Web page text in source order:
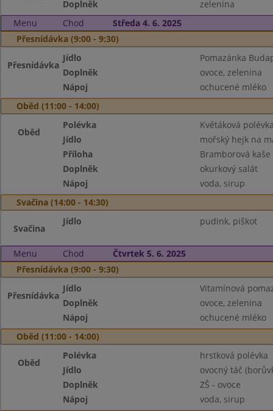
Doplněk
zelenina
Menu
Chod
Středa 4. 6. 2025
Přesnídávka (9:00 - 9:30)
Přesnídávka
Jídlo
Pomazánka
Doplněk
ovoce, zelenina
Nápoj
ochucené mléko
Oběd (11:00 - 14:00)
Oběd
Polévka
Květáková
Jídlo
mořský hejk na
Příloha
Bramborová kaše
Doplněk
okurkový salát
Nápoj
voda, sirup
Svačina (14:00 - 14:30)
Svačina
Jídlo pudink, piškot
Menu Chod
Čtvrtek 5. 6. 2025
Přesnídávka (9:00 - 9:30)
Přesnídávka
Jídlo
Vitamínová
Doplněk
ovoce, zelenina
Nápoj
ochucené mléko
Oběd (11:00 - 14:00)
Oběd
Polévka
hrstková polévka
Jídlo
ovocný táč
Doplněk
ZŠ - ovoce
Nápoj
voda, sirup